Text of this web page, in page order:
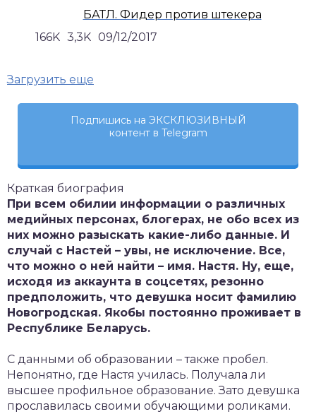
БАТЛ. Фидер против штекера
166K 3,3K 09/12/2017
Загрузить еще
Подпишись на ЭКСКЛЮЗИВНЫЙ
контент в Telegram
Краткая биография
При всем обилии информации о различных
медийных персонах, блогерах, не обо всех из
них можно разыскать какие-либо данные. И
случай с Настей – увы, не исключение. Все,
что можно о ней найти – имя. Настя. Ну, еще,
исходя из аккаунта в соцсетях, резонно
предположить, что девушка носит фамилию
Новогродская. Якобы постоянно проживает в
Республике Беларусь.
С данными об образовании – также пробел.
Непонятно, где Настя училась. Получала ли
высшее профильное образование. Зато девушка
прославилась своими обучающими роликами.